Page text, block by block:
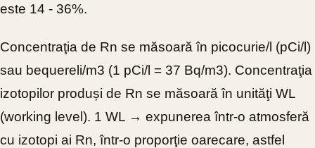
este 14 - 36%.
Concentraţia de Rn se măsoară în picocurie/l (pCi/l)
sau bequereli/m3 (1 pCi/l = 37 Bq/m3). Concentraţia
izotopilor produși de Rn se măsoară în unităţi WL
(working level). 1 WL → expunerea într-o atmosferă
cu izotopi ai Rn, într-o proporţie oarecare, astfel